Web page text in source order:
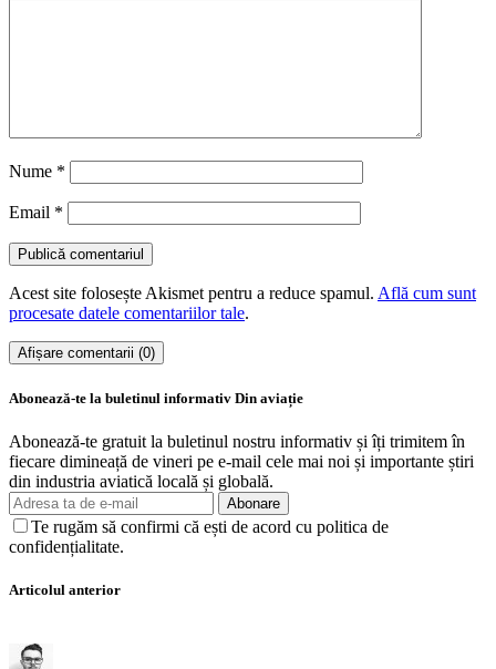
Nume *
Email *
Acest site folosește Akismet pentru a reduce spamul. Află cum sunt
procesate datele comentariilor tale.
Afișare comentarii (0)
Abonează-te la buletinul informativ Din aviație
Abonează-te gratuit la buletinul nostru informativ și îți trimitem în
fiecare dimineață de vineri pe e-mail cele mai noi și importante știri
din industria aviatică locală și globală.
Abonare
Te rugăm să confirmi că ești de acord cu politica de
confidențialitate.
Articolul anterior